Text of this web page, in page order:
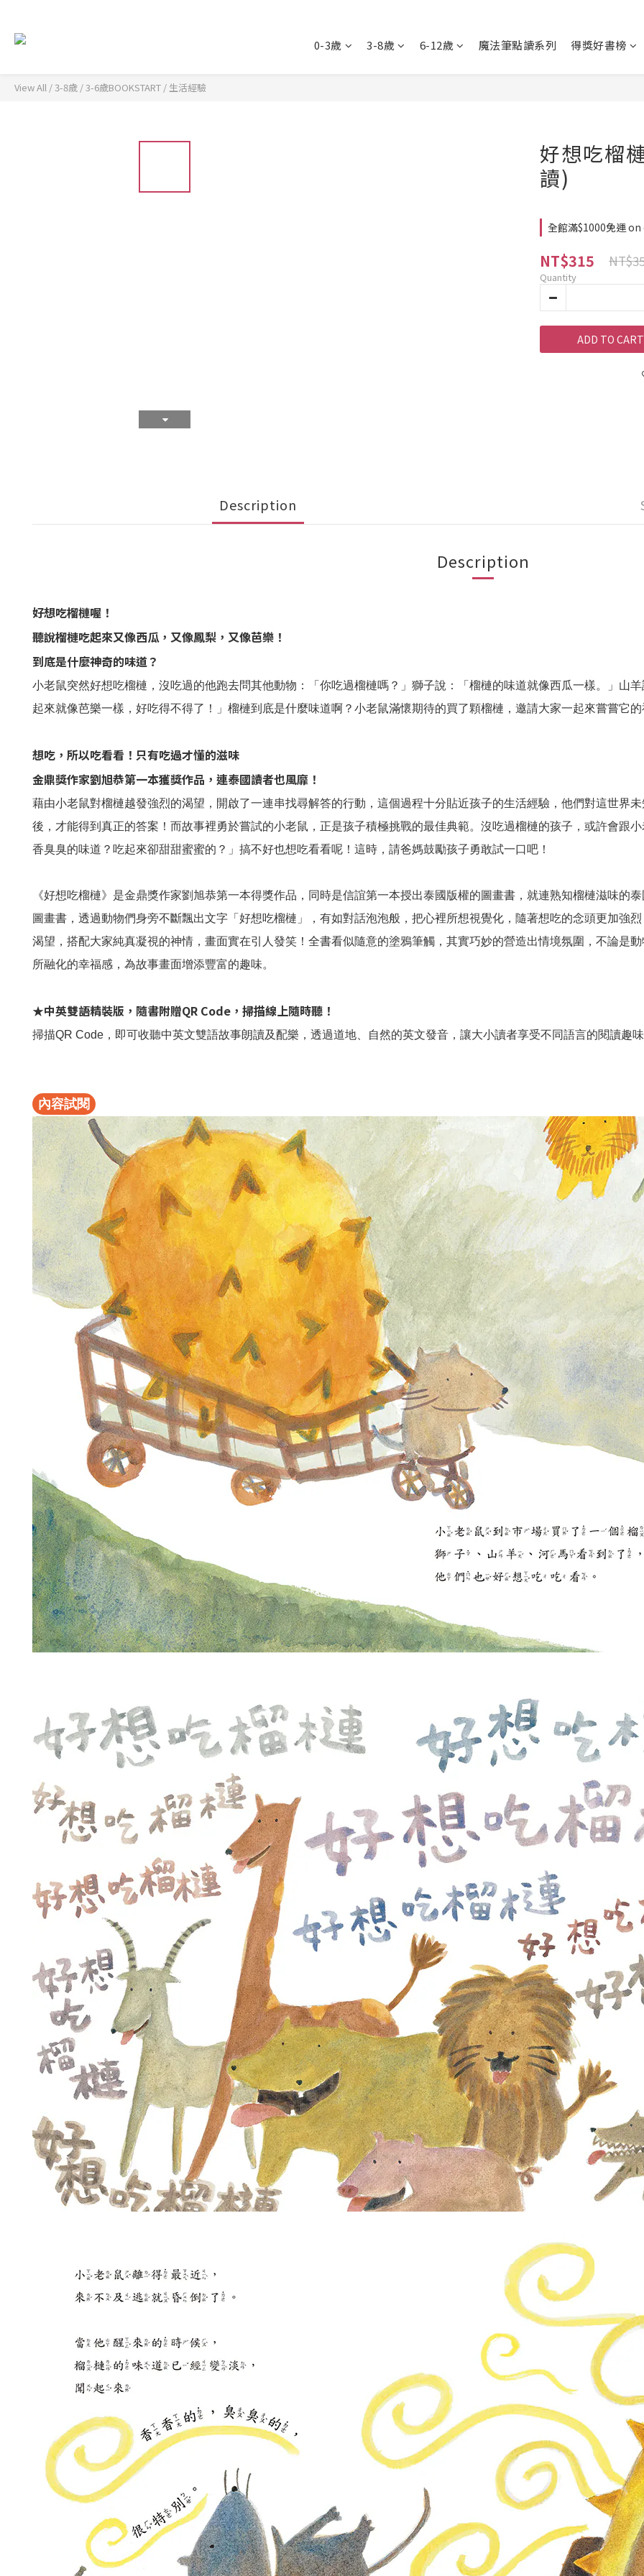
0-3歲 3-8歲 6-12歲 魔法筆點讀系列 得獎好書榜
View All /3-8歲 /3-6歲BOOKSTART / 生活經驗
好想吃榴
讀)
全館滿$1000免運
NT$315
Quantity
ADD TO CART
Description
Description
好想吃榴槤喔！
聽說榴槤吃起來又像西瓜，又像鳳梨，又像芭樂！
到底是什麼神奇的味道？
小老鼠突然好想吃榴槤，沒吃過的他跑去問其他動物：「你吃過榴槤嗎？」獅子說：「榴槤的味道就像西瓜一樣。」山
起來就像芭樂一樣，好吃得不得了！」榴槤到底是什麼味道啊？小老鼠滿懷期待的買了顆榴槤，邀請大家一起來嘗嘗它
想吃，所以吃看看！只有吃過才懂的滋味
金鼎獎作家劉旭恭第一本獲獎作品，連泰國讀者也風靡！
藉由小老鼠對榴槤越發強烈的渴望，開啟了一連串找尋解答的行動，這個過程十分貼近孩子的生活經驗，他們對這世界
後，才能得到真正的答案！而故事裡勇於嘗試的小老鼠，正是孩子積極挑戰的最佳典範。沒吃過榴槤的孩子，或許會跟
香臭臭的味道？吃起來卻甜甜蜜蜜的？」搞不好也想吃看看呢！這時，請爸媽鼓勵孩子勇敢試一口吧！
《好想吃榴槤》是金鼎獎作家劉旭恭第一本得獎作品，同時是信誼第一本授出泰國版權的圖畫書，就連熟知榴槤滋味的
圖畫書，透過動物們身旁不斷飄出文字「好想吃榴槤」，有如對話泡泡般，把心裡所想視覺化，隨著想吃的念頭更加強
渴望，搭配大家純真凝視的神情，畫面實在引人發笑！全書看似隨意的塗鴉筆觸，其實巧妙的營造出情境氛圍，不論是
所融化的幸福感，為故事畫面增添豐富的趣味。
★中英雙語精裝版，隨書附贈QR Code，掃描線上隨時聽！
掃描QR Code，即可收聽中英文雙語故事朗讀及配樂，透過道地、自然的英文發音，讓大小讀者享受不同語言的閱讀趣
內容試閱